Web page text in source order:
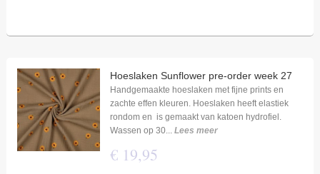
Hoeslaken Sunflower pre-order week 27
Handgemaakte hoeslaken met fijne prints en
zachte effen kleuren. Hoeslaken heeft elastiek
rondom en is gemaakt van katoen hydrofiel.
Wassen op 30... Lees meer
€ 19,95